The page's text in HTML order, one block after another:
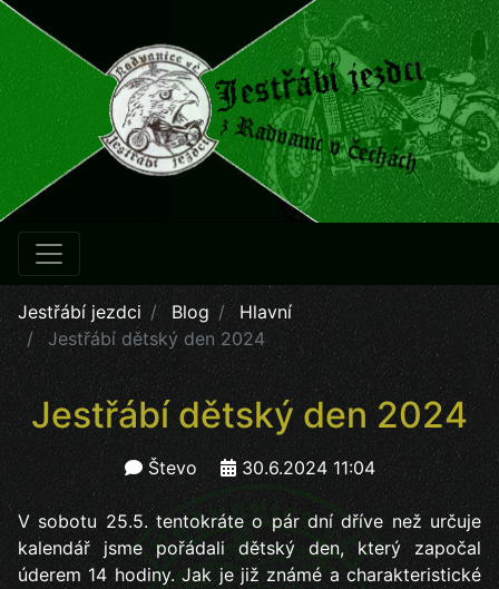
Jestřábí jezdci Blog
Hlavní
Jestřábí dětský den 2024
Jestřábí dětský den 2024
Števo 30.6.2024 11:04
V sobotu 25.5. tentokráte o pár dní dříve než určuje
kalendář jsme pořádali dětský den, který započal
úderem 14 hodiny. Jak je již známé a charakteristické